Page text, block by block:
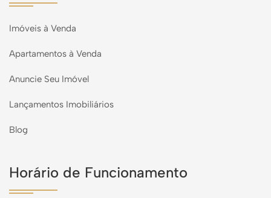
Imóveis à Venda
Apartamentos à Venda
Anuncie Seu Imóvel
Lançamentos Imobiliários
Blog
Horário de Funcionamento